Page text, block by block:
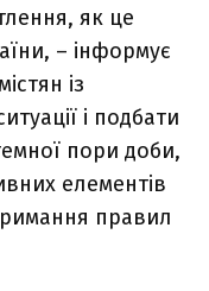
як це
– інформує
із
і подбати
пори доби,
елементів
правил